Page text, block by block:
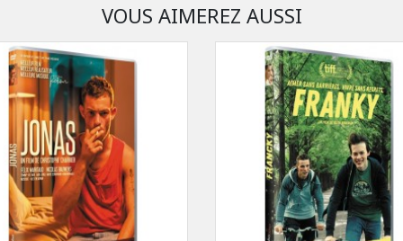
VOUS AIMEREZ AUSSI